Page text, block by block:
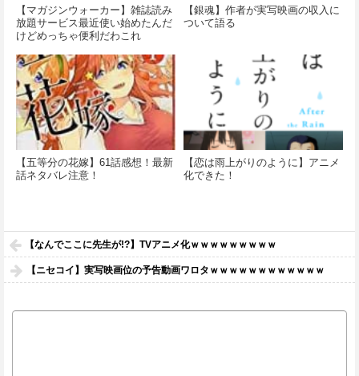
【マガジンウォーカー】雑誌読み
放題サービス最近使い始めたんだ
けどめっちゃ便利だわこれ
【銀魂】作者が実写映画の収入に
ついて語る
【五等分の花嫁】61話感想！最新
話ネタバレ注意！
【恋は雨上がりのように】アニメ
化できた！
【なんでここに先生が!?】TVアニメ化ｗｗｗｗｗｗｗｗｗ
【ニセコイ】実写映画位の予告動画ワロタｗｗｗｗｗｗｗｗｗｗｗｗ